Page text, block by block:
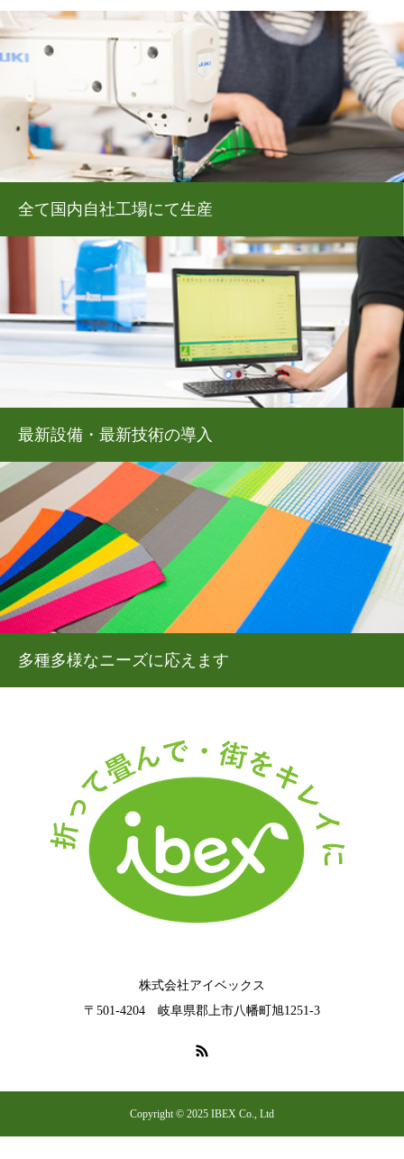
全て国内自社工場にて生産
最新設備・最新技術の導入
多種多様なニーズに応えます
株式会社アイベックス
〒501-4204 岐阜県郡上市八幡町旭1251‐3
Copyright © 2025 IBEX Co., Ltd